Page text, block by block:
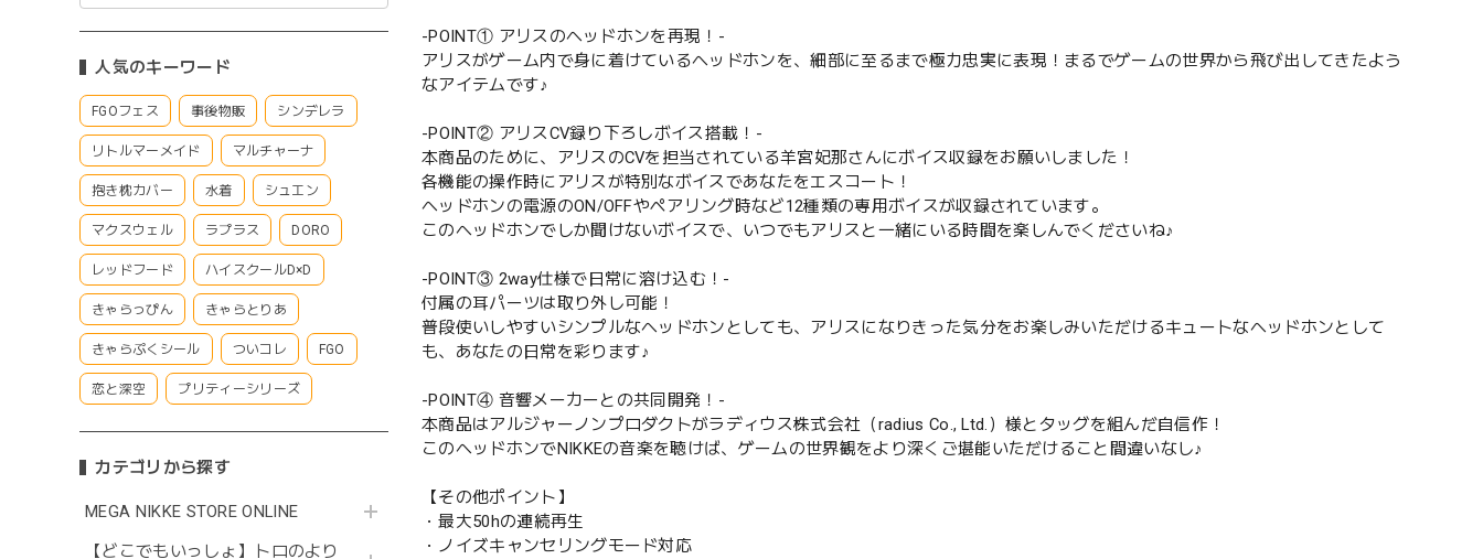
人気のキーワード
FGOフェス 事後物販 シンデレラ
リトルマーメイド マルチャーナ
抱き枕カバー 水着 シュエン
マクスウェル ラプラス DORO
レッドフード ハイスクールD×D
きゃらっぴん きゃらとりあ
きゃらぷくシール ついコレ FGO
恋と深空 プリティーシリーズ
カテゴリから探す
MEGA NIKKE STORE ONLINE
【どこでもいっしょ】トロのより
-POINT① アリスのヘッドホンを再現！-
アリスがゲーム内で身に着けているヘッドホンを、細部に至るまで極力忠実に表現！まるでゲームの世界から飛び出してきたよう
なアイテムです♪
-POINT② アリスCV録り下ろしボイス搭載！-
本商品のために、アリスのCVを担当されている羊宮妃那さんにボイス収録をお願いしました！
各機能の操作時にアリスが特別なボイスであなたをエスコート！
ヘッドホンの電源のON/OFFやペアリング時など12種類の専用ボイスが収録されています。
このヘッドホンでしか聞けないボイスで、いつでもアリスと一緒にいる時間を楽しんでくださいね♪
-POINT③ 2way仕様で日常に溶け込む！-
付属の耳パーツは取り外し可能！
普段使いしやすいシンプルなヘッドホンとしても、アリスになりきった気分をお楽しみいただけるキュートなヘッドホンとして
も、あなたの日常を彩ります♪
-POINT④ 音響メーカーとの共同開発！-
本商品はアルジャーノンプロダクトがラディウス株式会社（radius Co., Ltd.）様とタッグを組んだ自信作！
このヘッドホンでNIKKEの音楽を聴けば、ゲームの世界観をより深くご堪能いただけること間違いなし♪
【その他ポイント】
・最大50hの連続再生
・ノイズキャンセリングモード対応